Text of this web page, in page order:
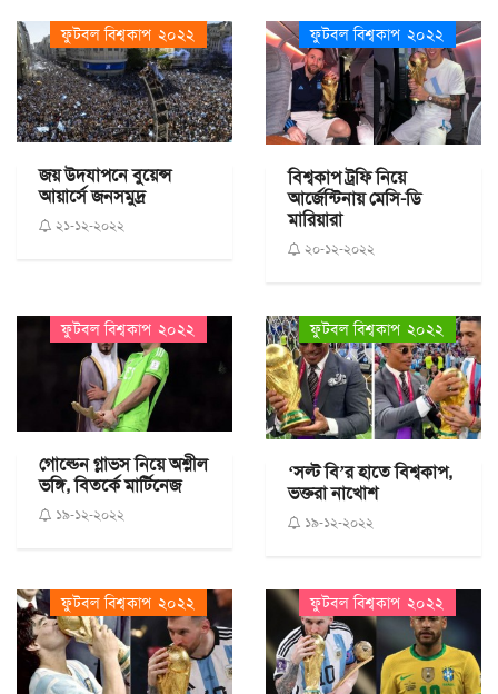
ফুটবল বিশ্বকাপ ২০২২
জয় উদযাপনে বুয়েন্স
আয়ার্সে জনসমুদ্র
২১-১২-২০২২
ফুটবল বিশ্বকাপ ২০২২
বিশ্বকাপ ট্রফি নিয়ে
আর্জেন্টিনায় মেসি-ডি
মারিয়ারা
২০-১২-২০২২
ফুটবল বিশ্বকাপ ২০২২
গোল্ডেন গ্লাভস নিয়ে অশ্লীল
ভঙ্গি, বিতর্কে মার্টিনেজ
১৯-১২-২০২২
ফুটবল বিশ্বকাপ ২০২২
‘সল্ট বি’র হাতে বিশ্বকাপ,
ভক্তরা নাখোশ
১৯-১২-২০২২
ফুটবল বিশ্বকাপ ২০২২ ফুটবল বিশ্বকাপ ২০২২